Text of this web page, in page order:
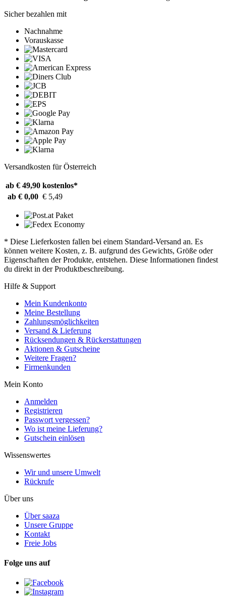
Sicher bezahlen mit
Nachnahme
Vorauskasse
Versandkosten für Österreich
ab € 49,90 kostenlos*
ab € 0,00 € 5,49
* Diese Lieferkosten fallen bei einem Standard-Versand an. Es
können weitere Kosten, z. B. aufgrund des Gewichts, Größe oder
Eigenschaften der Produkte, entstehen. Diese Informationen findest
du direkt in der Produktbeschreibung.
Hilfe & Support
Mein Kundenkonto
Meine Bestellung
Zahlungsmöglichkeiten
Versand & Lieferung
Rücksendungen & Rückerstattungen
Aktionen & Gutscheine
Weitere Fragen?
Firmenkunden
Mein Konto
Anmelden
Registrieren
Passwort vergessen?
Wo ist meine Lieferung?
Gutschein einlösen
Wissenswertes
Wir und unsere Umwelt
Rückrufe
Über uns
Über saaza
Unsere Gruppe
Kontakt
Freie Jobs
Folge uns auf